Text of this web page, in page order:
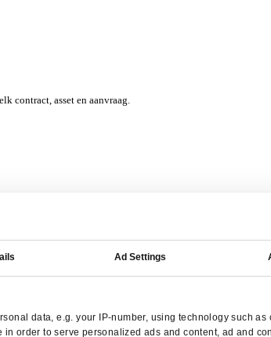
uit jouw branche.
bij voorraadbeheer, verkoop en service.